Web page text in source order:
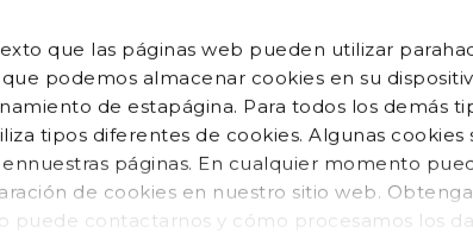
que las páginas web pueden utilizar
podemos almacenar cookies en su
de estapágina. Para todos los demás
tipos diferentes de cookies. Algunas cookies
páginas. En cualquier momento
de cookies en nuestro sitio web.
puede contactarnos y cómo procesamos los